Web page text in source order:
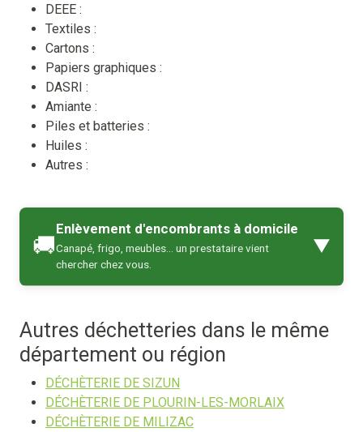
DEEE :
Textiles :
Cartons :
Papiers graphiques :
DASRI :
Amiante :
Piles et batteries :
Huiles :
Autres :
🚚
Enlèvement d'encombrants à domicile
Canapé, frigo, meubles… un prestataire vient
chercher chez vous.
▼
Autres déchetteries dans le même
département ou région
DÉCHÈTERIE DE SIZUN
DÉCHÈTERIE DE PLOURIN-LES-MORLAIX
DÉCHÈTERIE DE MILIZAC